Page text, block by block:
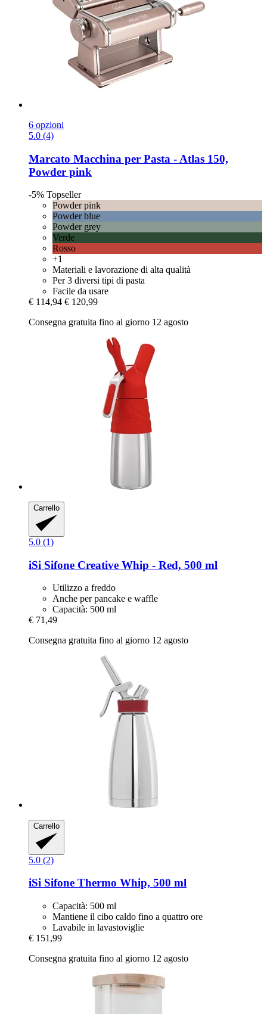
6 opzioni
5.0 (4)
Marcato Macchina per Pasta -​ Atlas 150,
Powder pink
-5% Topseller
Powder pink
Powder blue
Powder grey
Verde
Rosso
+1
Materiali e lavorazione di alta qualità
Per 3 diversi tipi di pasta
Facile da usare
€ 114,94 € 120,99
Consegna gratuita fino al giorno 12 agosto
Carrello
5.0 (1)
iSi Sifone Creative Whip -​ Red, 500 ml
Utilizzo a freddo
Anche per pancake e waffle
Capacità: 500 ml
€ 71,49
Consegna gratuita fino al giorno 12 agosto
Carrello
5.0 (2)
iSi Sifone Thermo Whip, 500 ml
Capacità: 500 ml
Mantiene il cibo caldo fino a quattro ore
Lavabile in lavastoviglie
€ 151,99
Consegna gratuita fino al giorno 12 agosto